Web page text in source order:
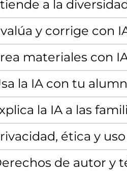
a la
y corrige con
materiales con
la IA con tu
la IA a las
ética y
de autor y